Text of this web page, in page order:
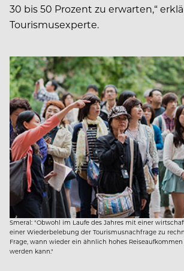
30 bis 50 Prozent zu erwarten,“
Tourismusexperte.
Smeral: "Obwohl im Laufe des Jahres mit einer
einer Wiederbelebung der Tourismusnachfrage zu
Frage, wann wieder ein ähnlich hohes
werden kann."